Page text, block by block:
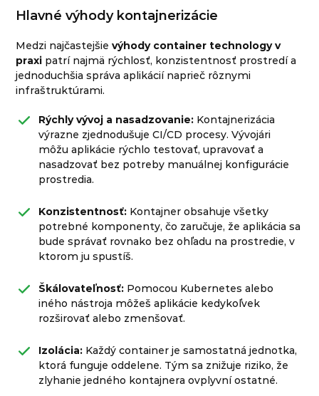
Hlavné výhody kontajnerizácie
Medzi najčastejšievýhody container technology v
praxi patrí najmä rýchlosť, konzistentnosť prostredí a
jednoduchšia správa aplikácií naprieč rôznymi
infraštruktúrami.
Rýchly vývoj a nasadzovanie: Kontajnerizácia
výrazne zjednodušuje CI/CD procesy. Vývojári
môžu aplikácie rýchlo testovať, upravovať a
nasadzovať bez potreby manuálnej konfigurácie
prostredia.
Konzistentnosť: Kontajner obsahuje všetky
potrebné komponenty, čo zaručuje, že aplikácia sa
bude správať rovnako bez ohľadu na prostredie, v
ktorom ju spustíš.
Škálovateľnosť: Pomocou Kubernetes alebo
iného nástroja môžeš aplikácie kedykoľvek
rozširovať alebo zmenšovať.
Izolácia: Každý container je samostatná jednotka,
ktorá funguje oddelene. Tým sa znižuje riziko, že
zlyhanie jedného kontajnera ovplyvní ostatné.